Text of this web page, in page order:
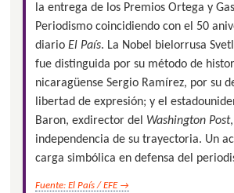
la entrega de los Premios Ortega y
Periodismo coincidiendo con el 50
diarioEl País. La Nobel bielorrusa
fue distinguida por su método de
nicaragüense Sergio Ramírez, por su
libertad de expresión; y el
Baron, exdirector del Washington Post
independencia de su trayectoria. Un
carga simbólica en defensa del
Fuente: El País / EFE →